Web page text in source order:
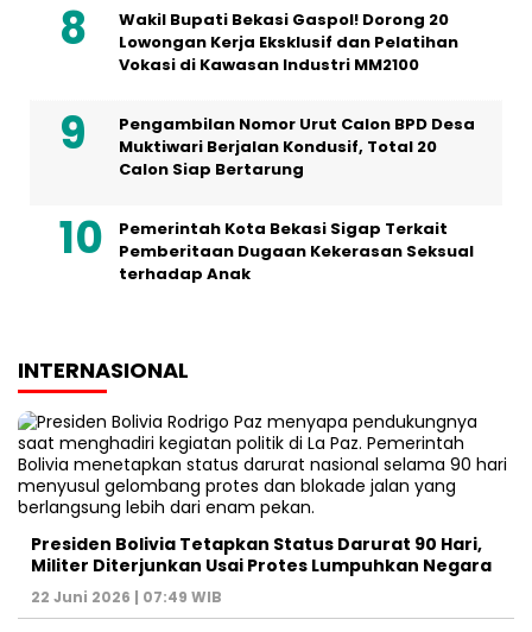
Wakil Bupati Bekasi Gaspol! Dorong 20
Lowongan Kerja Eksklusif dan Pelatihan
Vokasi di Kawasan Industri MM2100
Pengambilan Nomor Urut Calon BPD Desa
Muktiwari Berjalan Kondusif, Total 20
Calon Siap Bertarung
Pemerintah Kota Bekasi Sigap Terkait
Pemberitaan Dugaan Kekerasan Seksual
terhadap Anak
INTERNASIONAL
Presiden Bolivia Tetapkan Status Darurat 90 Hari,
Militer Diterjunkan Usai Protes Lumpuhkan Negara
22 Juni 2026 | 07:49 WIB